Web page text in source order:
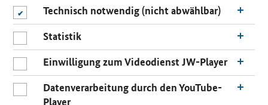
Technisch notwendig (nicht abwählbar)
Statistik
Einwilligung zum Videodienst JW-Player
Datenverarbeitung durch den YouTube-
Player